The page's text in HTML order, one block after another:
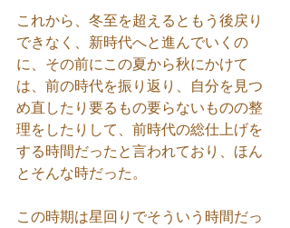
これから、冬至を超えるともう後戻り
できなく、新時代へと進んでいくの
に、その前にこの夏から秋にかけて
は、前の時代を振り返り、自分を見つ
め直したり要るもの要らないものの整
理をしたりして、前時代の総仕上げを
する時間だったと言われており、ほん
とそんな時だった。
この時期は星回りでそういう時間だっ